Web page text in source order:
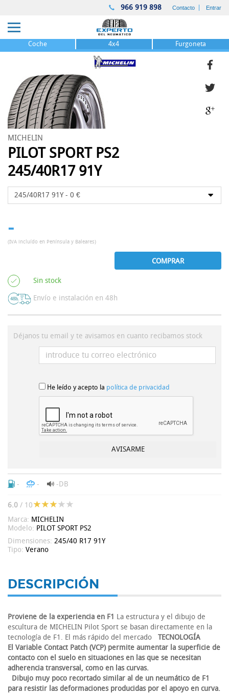
966 919 898 Contacto Entrar
Coche 4x4 Furgoneta
MICHELIN
PILOT SPORT PS2
245/40R17 91Y
-
(IVA incluído en Península y Baleares)
COMPRAR
Sin stock
Envío e instalación en 48h
Déjanos tu email y te avisamos en cuanto recibamos stock
He leído y acepto la política de privacidad
- - -DB
6.0 / 10
Marca: MICHELIN
Modelo: PILOT SPORT PS2
Dimensiones: 245/40 R17 91Y
Tipo: Verano
DESCRIPCIÓN
Proviene de la experiencia en F1 La estructura y el dibujo de
escultura de MICHELIN Pilot Sport se basan directamente en la
tecnología de F1. El más rápido del mercado TECNOLOGÍA
El Variable Contact Patch (VCP) permite aumentar la superficie de
contacto con el suelo en situaciones en las que se necesitan
adherencia transversal, como en las curvas.
Dibujo muy poco recortado similar al de un neumático de F1
para resistir las deformaciones producidas por el apoyo en curva.